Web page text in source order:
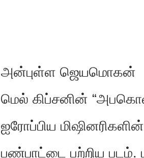
அன்புள்ள ஜெயமொகன்
மெல் கிப்சனின்
ஐரோப்பிய
பண்பாட்டை பற்றிய படம்.